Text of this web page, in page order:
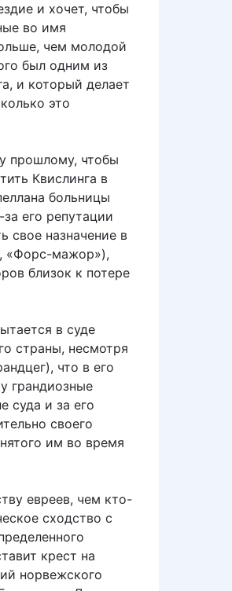
и хочет, чтобы
во имя
чем молодой
был одним из
и который делает
это
прошлому, чтобы
Квислинга в
больницы
его репутации
свое назначение в
«Форс-мажор»),
близок к потере
в суде
страны, несмотря
что в его
грандиозные
суда и за его
своего
им во время
евреев, чем кто-
сходство с
крест на
норвежского